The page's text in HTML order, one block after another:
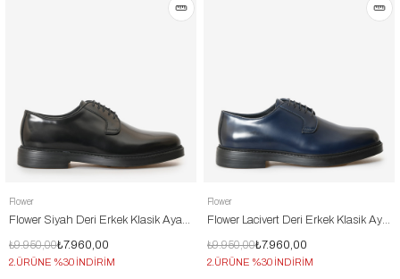
Flower
Flower Siyah Deri Erkek Klasik Ayakkabı
₺7.960,00
₺9.950,00
2.ÜRÜNE %30 İNDİRİM
Flower
Flower Lacivert Deri Erkek Klasik Ayakkabı
₺7.960,00
₺9.950,00
2.ÜRÜNE %30 İNDİRİM